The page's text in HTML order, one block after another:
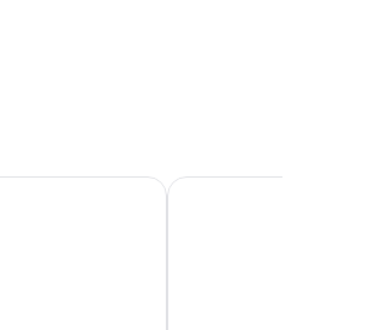
Desirable Lake - 15min Drive to
Find peace, comfort,